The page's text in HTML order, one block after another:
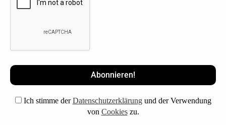
Ich stimme derDatenschutzerklärungund der Verwendung
von Cookieszu.